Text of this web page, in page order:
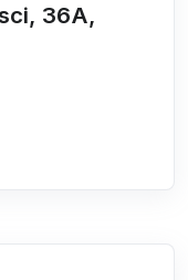
36A,